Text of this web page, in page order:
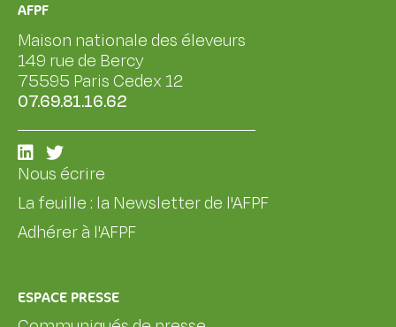
AFPF
Maison nationale des éleveurs
149 rue de Bercy
75595 Paris Cedex 12
07.69.81.16.62
Nous écrire
La feuille : la Newsletter de l'AFPF
Adhérer à l'AFPF
ESPACE PRESSE